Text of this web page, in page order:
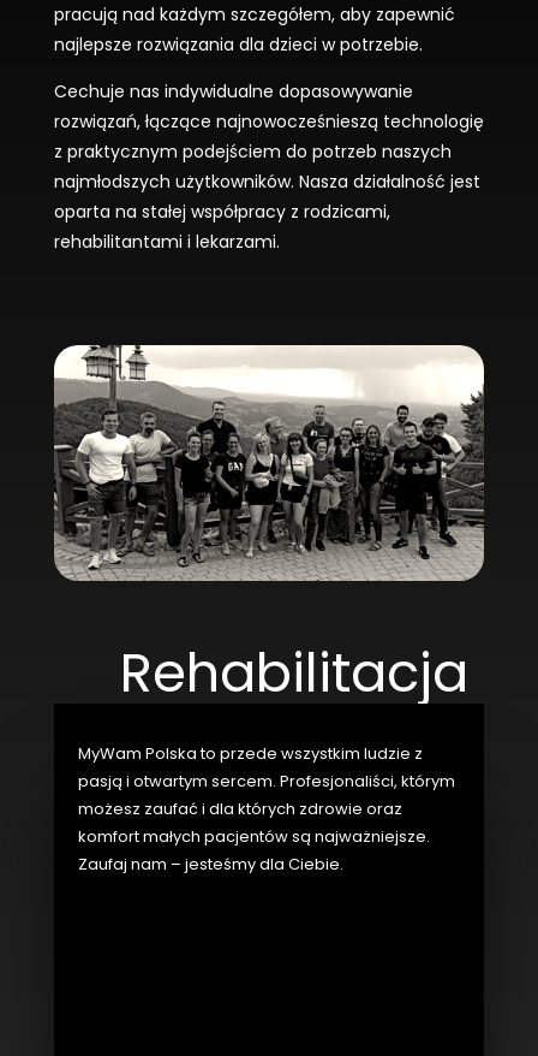
pracują nad każdym szczegółem, aby zapewnić
najlepsze rozwiązania dla dzieci w potrzebie.
Cechuje nas indywidualne dopasowywanie
rozwiązań, łączące najnowocześnieszą technologię
z praktycznym podejściem do potrzeb naszych
najmłodszych użytkowników. Nasza działalność jest
oparta na stałej współpracy z rodzicami,
rehabilitantami i lekarzami.
Rehabilitacja
MyWam Polska to przede wszystkim ludzie z
pasją i otwartym sercem. Profesjonaliści, którym
możesz zaufać i dla których zdrowie oraz
komfort małych pacjentów są najważniejsze.
Zaufaj nam – jesteśmy dla Ciebie.